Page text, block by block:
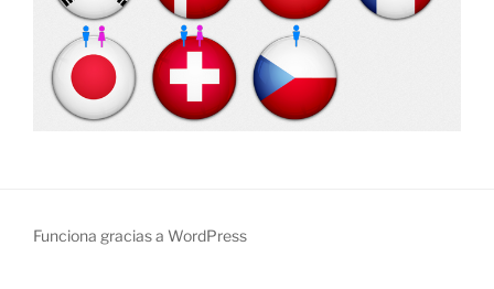
Funciona gracias a WordPress